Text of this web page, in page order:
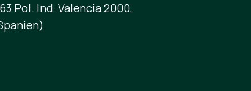
Pol. Ind. Valencia 2000,